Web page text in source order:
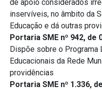
de apoio considerados
inservíveis, no âmbito da
Educação e dá outras
Portaria SME nº 942, de
Dispõe sobre o Programa
Educacionais da Rede
providências
Portaria SME nº 1.336,